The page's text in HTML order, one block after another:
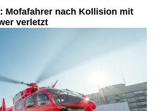
Mofafahrer nach Kollision mit
verletzt